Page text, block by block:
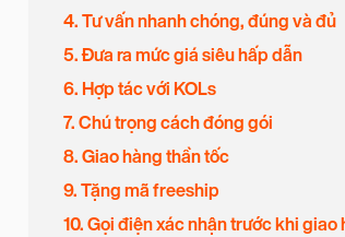
4. Tư vấn nhanh chóng, đúng và đủ
5. Đưa ra mức giá siêu hấp dẫn
6. Hợp tác với KOLs
7. Chú trọng cách đóng gói
8. Giao hàng thần tốc
9. Tặng mã freeship
10. Gọi điện xác nhận trước khi giao